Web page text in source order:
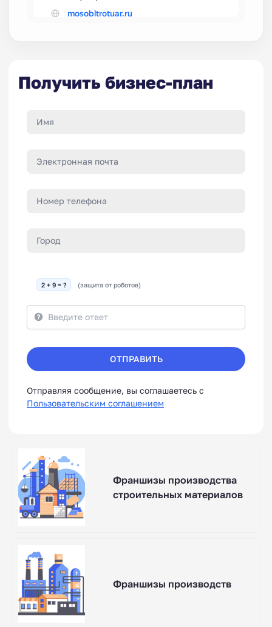
Получить бизнес-план
2 + 9 = ? (защита от роботов)
ОТПРАВИТЬ
Отправляя сообщение, вы соглашаетесь с
Пользовательским соглашением
Франшизы производства
строительных материалов
Франшизы производств